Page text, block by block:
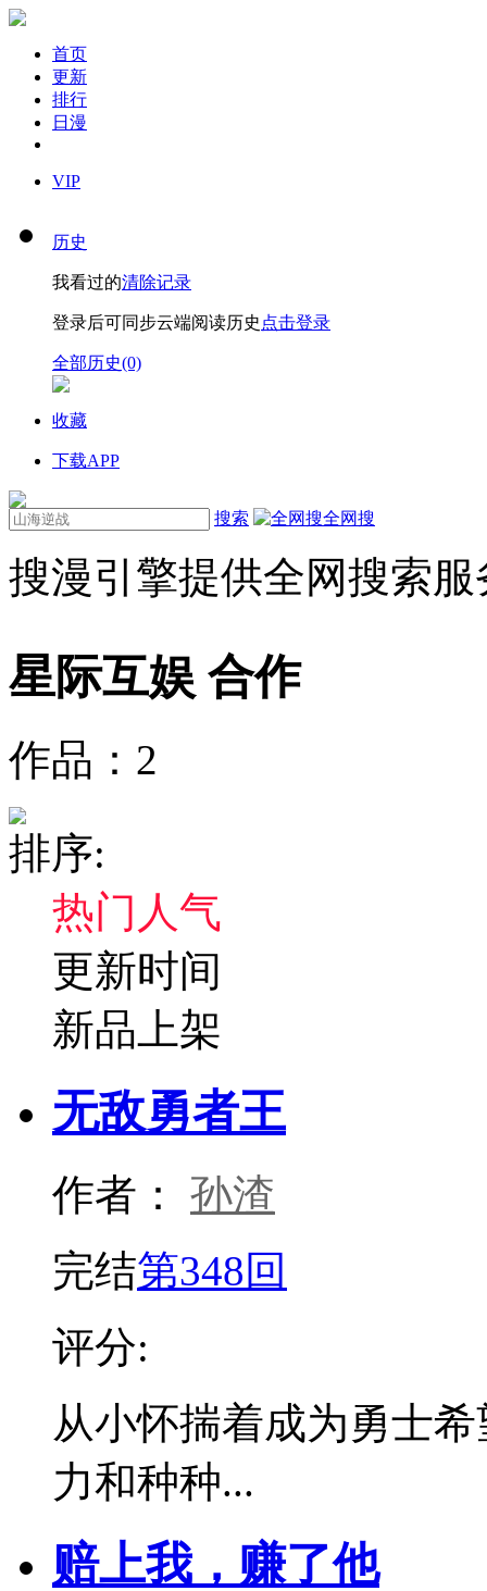
首页
更新
排行
日漫
VIP
历史
我看过的清除记录
登录后可同步云端阅读历史 点击登录
全部历史(0)
收藏
下载APP
搜索 全网搜
搜漫引擎提供全网搜索服
星际互娱 合作
作品： 2
排序:
热门人气
更新时间
新品上架
无敌勇者王
作者：
孙渣
完结第348回
评分:
从小怀揣着成为勇士
力和种种...
赔上我，赚了他